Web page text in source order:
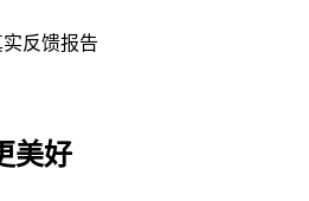
反馈报告
美好